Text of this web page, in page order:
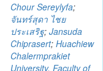
Chour Sereylyfa;
จันทร์สุดา ไชย
ประเสริฐ; Jansuda
Chiprasert; Huachiew
Chalermprakiet
University. Faculty of